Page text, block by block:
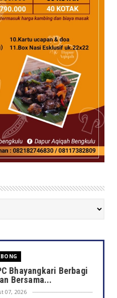
Bhayangkari Berbagi
Bersama...
07, 2026